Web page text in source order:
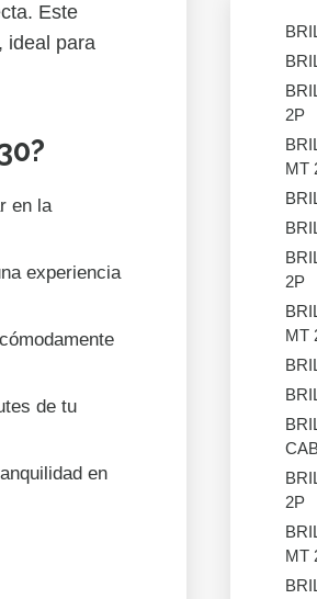
Este
ideal para
en la
experiencia
de tu
en
2P
MT
2P
MT
2P
MT